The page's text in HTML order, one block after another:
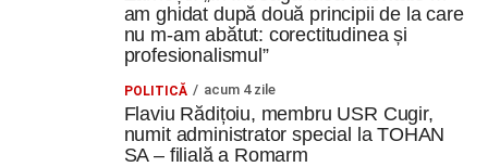
am ghidat după două principii de la care
nu m-am abătut: corectitudinea și
profesionalismul”
POLITICĂ acum 4 zile
Flaviu Rădițoiu, membru USR Cugir,
numit administrator special la TOHAN
SA – filială a Romarm